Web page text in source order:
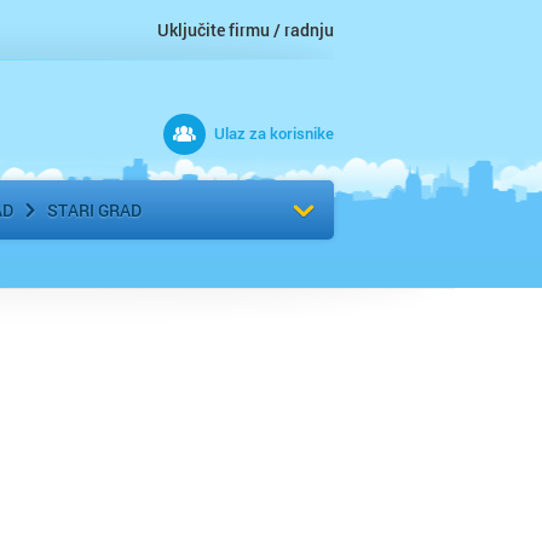
Uključite firmu / radnju
Ulaz za korisnike
STARI GRADIzaberite komšiluk